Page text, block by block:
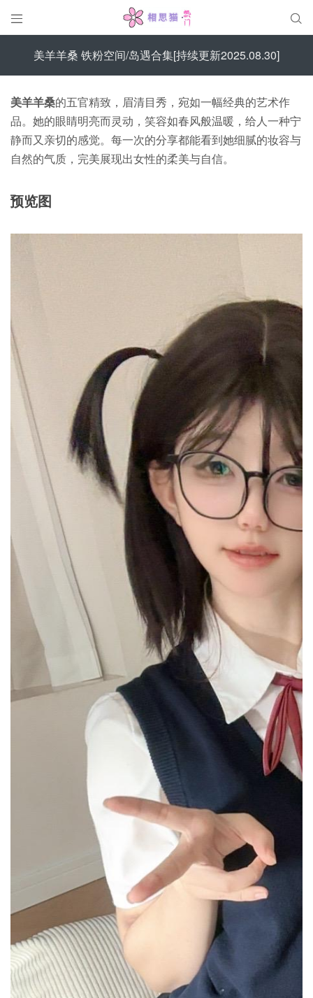
 
美羊羊桑 铁粉空间/岛遇合集[持续更新2025.08.30]
美羊羊桑的五官精致，眉清目秀，宛如一幅经典的艺术作
品。她的眼睛明亮而灵动，笑容如春风般温暖，给人一种宁
静而又亲切的感觉。每一次的分享都能看到她细腻的妆容与
自然的气质，完美展现出女性的柔美与自信。
预览图